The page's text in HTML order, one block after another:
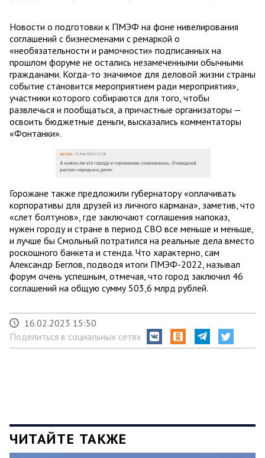
Новости о подготовки к ПМЭФ на фоне нивелирования
соглашений с бизнесменами с ремаркой о
«необязательности и рамочности» подписанных на
прошлом форуме не остались незамеченными обычными
гражданами. Когда-то значимое для деловой жизни страны
событие становится мероприятием ради мероприятия»,
участники которого собираются для того, чтобы
развлечься и пообщаться, а причастные организаторы —
освоить бюджетные деньги, высказались комментаторы
«Фонтанки».
Горожане также предложили губернатору «оплачивать
корпоративы для друзей из личного кармана», заметив, что
«слет болтунов», где заключают соглашения напоказ,
нужен городу и стране в период СВО все меньше и меньше,
и лучше бы Смольный потратился на реальные дела вместо
роскошного банкета и стенда. Что характерно, сам
Александр Беглов, подводя итоги ПМЭФ-2022, называл
форум очень успешным, отмечая, что город заключил 46
соглашений на общую сумму 503,6 млрд рублей.
16.02.2023 15:50
Поделиться в социальных сетях
ЧИТАЙТЕ ТАКЖЕ